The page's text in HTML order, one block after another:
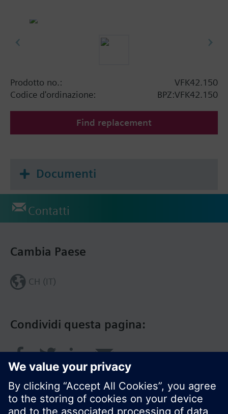
Prodotto no.:
VFK42.150
Codice d'ordinazione:
BPZ:VFK42.150
Find replacement
Documenti
Contatti
Condividi questa pagina:
Cambia Paese
CH (IT)